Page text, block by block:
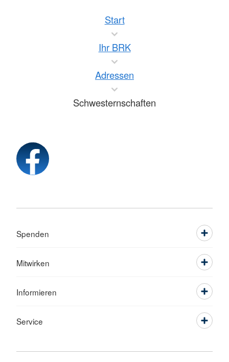
Start
Ihr BRK
Adressen
Schwesternschaften
Spenden
Mitwirken
Informieren
Service